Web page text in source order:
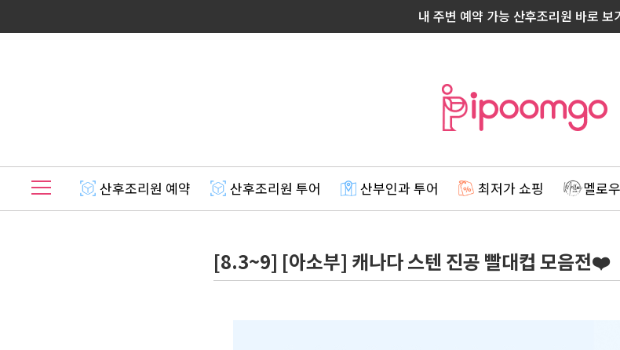
내 주변 예약 가능 산후조리원 바로 보
산후조리원 예약 산후조리원 투어 산부인과 투어 최저가 쇼핑 멜로
[8.3~9] [아소부] 캐나다 스텐 진공 빨대컵 모음전❤️